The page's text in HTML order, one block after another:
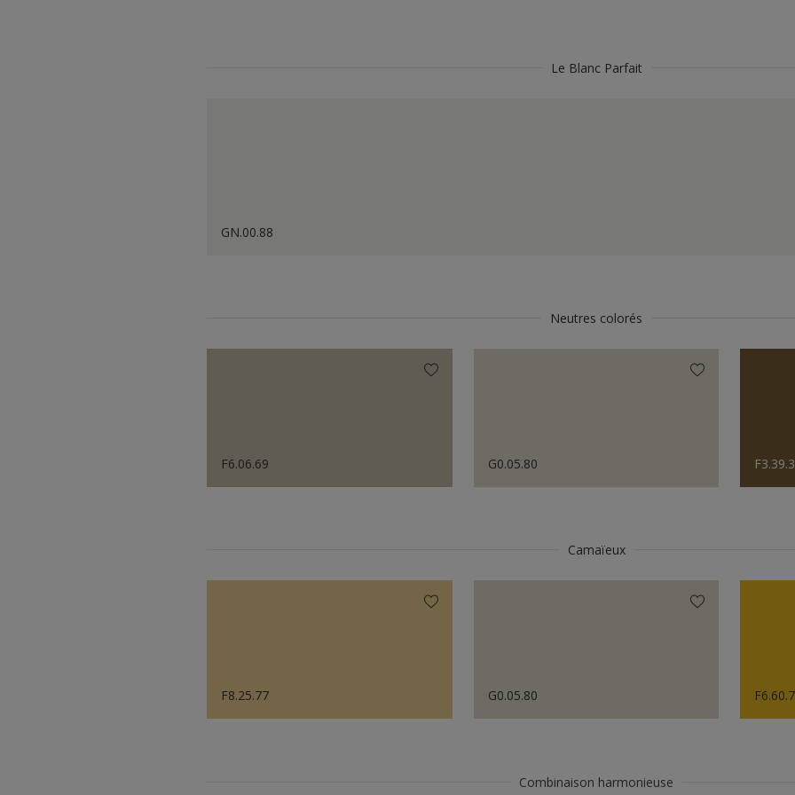
Le Blanc Parfait
GN.00.88
Neutres colorés
F6.06.69 G0.05.80
Camaïeux
F8.25.77 G0.05.80
Combinaison harmonieuse